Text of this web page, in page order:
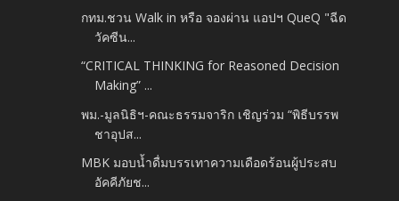
กทม.ชวน Walk in หรือ จองผ่าน แอปฯ QueQ "ฉีด
วัคซีน...
“CRITICAL THINKING for Reasoned Decision
Making” ...
พม.-มูลนิธิฯ-คณะธรรมจาริก เชิญร่วม “พิธีบรรพ
ชาอุปส...
MBK มอบน้ำดื่มบรรเทาความเดือดร้อนผู้ประสบ
อัคคีภัยช...